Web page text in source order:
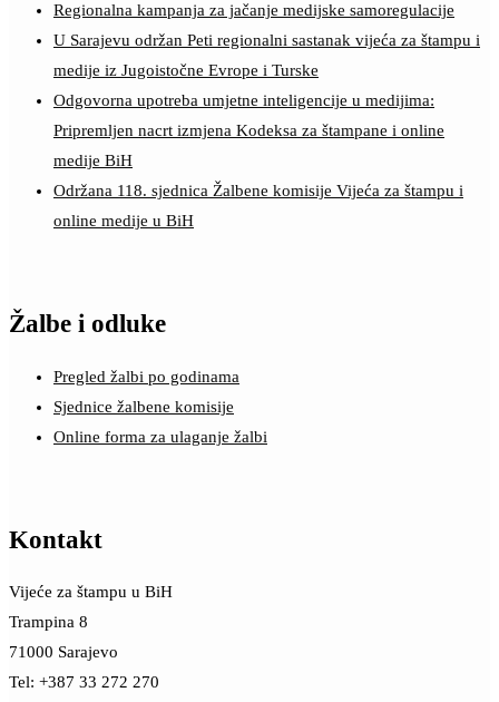
Regionalna kampanja za jačanje medijske samoregulacije
U Sarajevu održan Peti regionalni sastanak vijeća za štampu i
medije iz Jugoistočne Evrope i Turske
Odgovorna upotreba umjetne inteligencije u medijima:
Pripremljen nacrt izmjena Kodeksa za štampane i online
medije BiH
Održana 118. sjednica Žalbene komisije Vijeća za štampu i
online medije u BiH
Žalbe i odluke
Pregled žalbi po godinama
Sjednice žalbene komisije
Online forma za ulaganje žalbi
Kontakt
Vijeće za štampu u BiH
Trampina 8
71000 Sarajevo
Tel: +387 33 272 270